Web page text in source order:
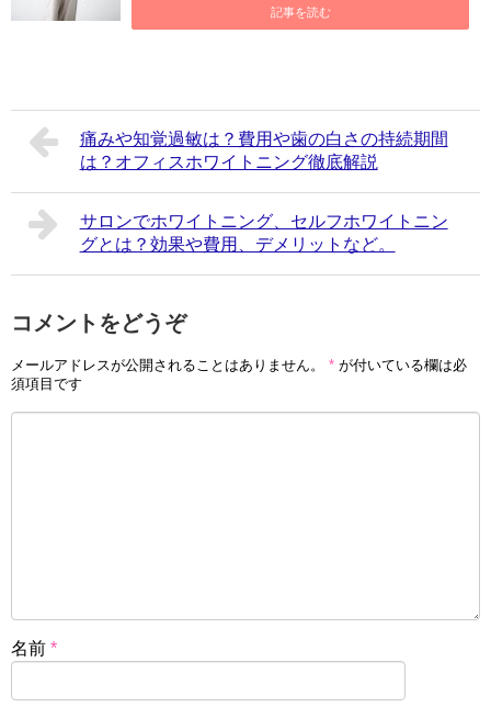
記事を読む
痛みや知覚過敏は？費用や歯の白さの持続期間
は？オフィスホワイトニング徹底解説
サロンでホワイトニング、セルフホワイトニン
グとは？効果や費用、デメリットなど。
コメントをどうぞ
メールアドレスが公開されることはありません。 * が付いている欄は必
須項目です
名前 *